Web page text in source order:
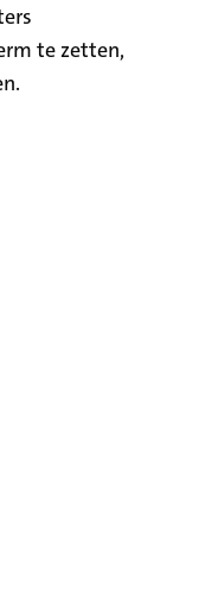
te zetten,